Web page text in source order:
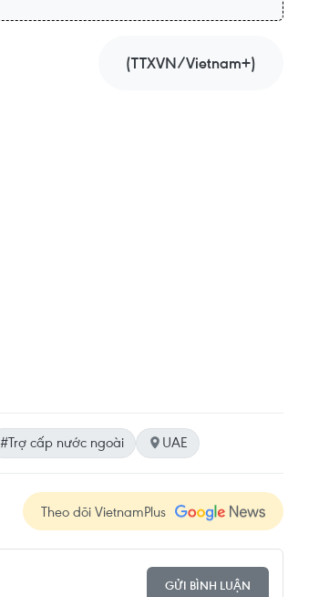
(TTXVN/Vietnam+)
#Trợ cấp nước ngoài UAE
Theo dõi VietnamPlus
GỬI BÌNH LUẬN